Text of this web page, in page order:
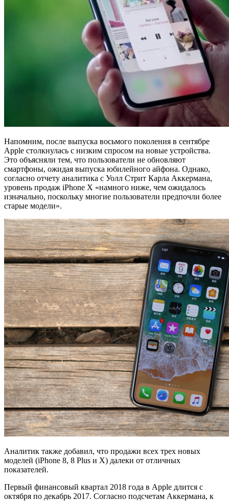
Напомним, после выпуска восьмого поколения в сентябре
Apple столкнулась с низким спросом на новые устройства.
Это объясняли тем, что пользователи не обновляют
смартфоны, ожидая выпуска юбилейного айфона. Однако,
согласно отчету аналитика с Уолл Стрит Карла Аккермана,
уровень продаж iPhone X «намного ниже, чем ожидалось
изначально, поскольку многие пользователи предпочли более
старые модели».
Аналитик также добавил, что продажи всех трех новых
моделей (iPhone 8, 8 Plus и X) далеки от отличных
показателей.
Первый финансовый квартал 2018 года в Apple длится с
октября по декабрь 2017. Согласно подсчетам Аккермана, к